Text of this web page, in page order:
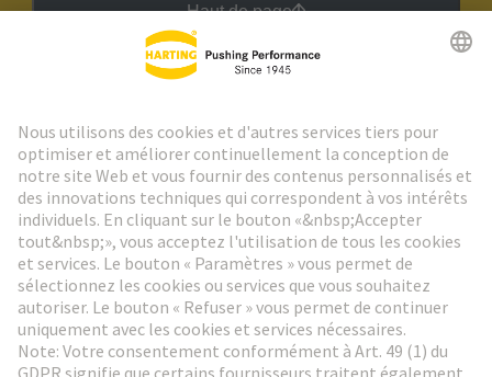
Haut de page
Aller à l'inscription
Social Media